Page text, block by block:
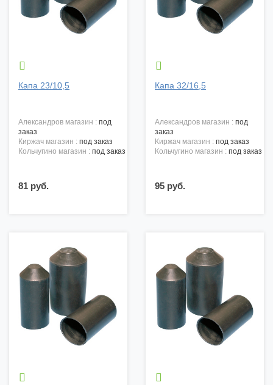

Капа 23/10,5
александров магазин : под
заказ
киржач магазин : под заказ
кольчугино магазин : под заказ
81 руб.

Капа 32/16,5
александров магазин : под
заказ
киржач магазин : под заказ
кольчугино магазин : под заказ
95 руб.
 